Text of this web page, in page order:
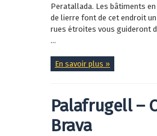
Peratallada. Les bâtiments
de lierre font de cet endroit
rues étroites vous guideront
...
En savoir plus »
Palafrugell –
Brava